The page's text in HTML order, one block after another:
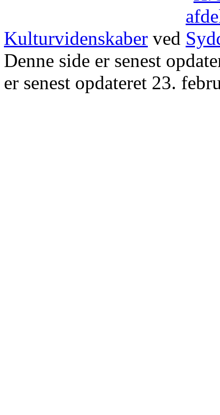
Kulturvidenskaber ved
Denne side er senest
er senest opdateret 23.